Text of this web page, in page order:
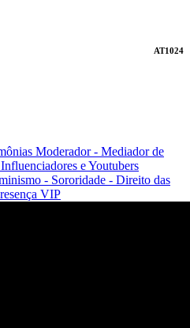
AT1024
Moderador - Mediador de
Influenciadores e Youtubers
- Sororidade - Direito das
VIP